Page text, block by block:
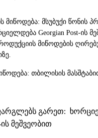
მიწოდება: მსუბუქი წონის
Georgian Post-ის
მიწოდების
თბილისის
გარეთ:
ის მეშვეობით